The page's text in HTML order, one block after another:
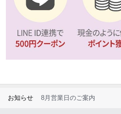
お知らせ 8月営業日のご案内